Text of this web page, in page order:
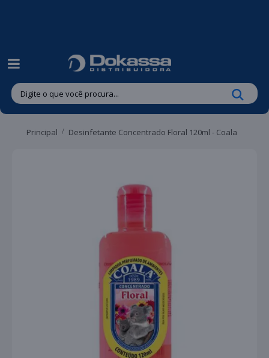
Principal Desinfetante Concentrado Floral 120ml - Coala